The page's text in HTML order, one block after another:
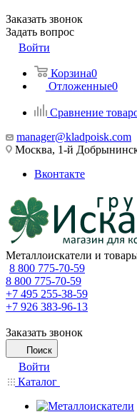
Заказать звонок
Задать вопрос
Войти
Корзина0
Отложенные0
Сравнение
manager@kladpoisk.com
Москва, 1-й
Вконтакте
Металлоискатели и
8 800 775-70-59
8 800 775-70-59
+7 495 255-38-59
+7 926 383-96-13
Заказать звонок
Поиск
Войти
Каталог